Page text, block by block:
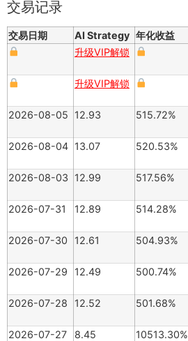
交易记录
交易日期 AI Strategy 年化收益
升级VIP解锁
升级VIP解锁
2026-08-05
12.93 515.72%
2026-08-04 13.07 520.53%
2026-08-03
12.99 517.56%
2026-07-31
12.89 514.28%
2026-07-30
12.61 504.93%
2026-07-29
12.49 500.74%
2026-07-28
12.52 501.68%
2026-07-27
8.45 10513.30%